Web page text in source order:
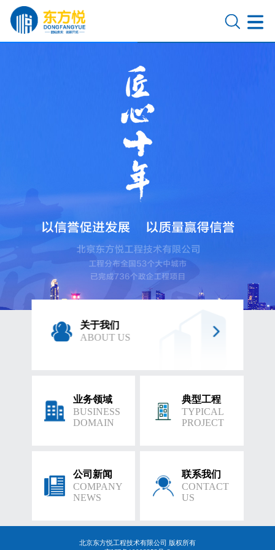
关于我们
ABOUT US
业务领域
BUSINESS
DOMAIN
典型工程
TYPICAL
PROJECT
公司新闻
COMPANY
NEWS
联系我们
CONTACT
US
北京东方悦工程技术有限公司 版权所有